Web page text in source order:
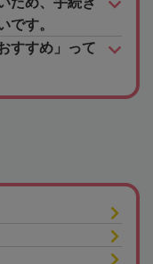
です。
すすめ」って